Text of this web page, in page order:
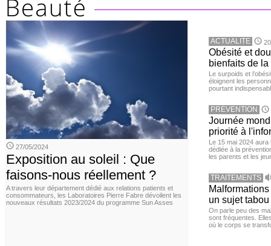
27/05/2024
Exposition au soleil : Que
faisons-nous réellement ?
A travers leur département dédié aux relations patients et
consommateurs, les Laboratoires Pierre Fabre dévoilent les
nouveaux résultats 2023/2024 du programme Sun Asses
ACTUALITE
Obésité et
bienfaits de
Le surpoids et
éloignent les
pourtant
PREVENTION
Journée
priorité à
Le 15 mai 2024 aura
dédiée à la
les parents et les
TRAITEMENTS
un sujet tabou
On parle peu des
sont fréquentes.
où le corps se